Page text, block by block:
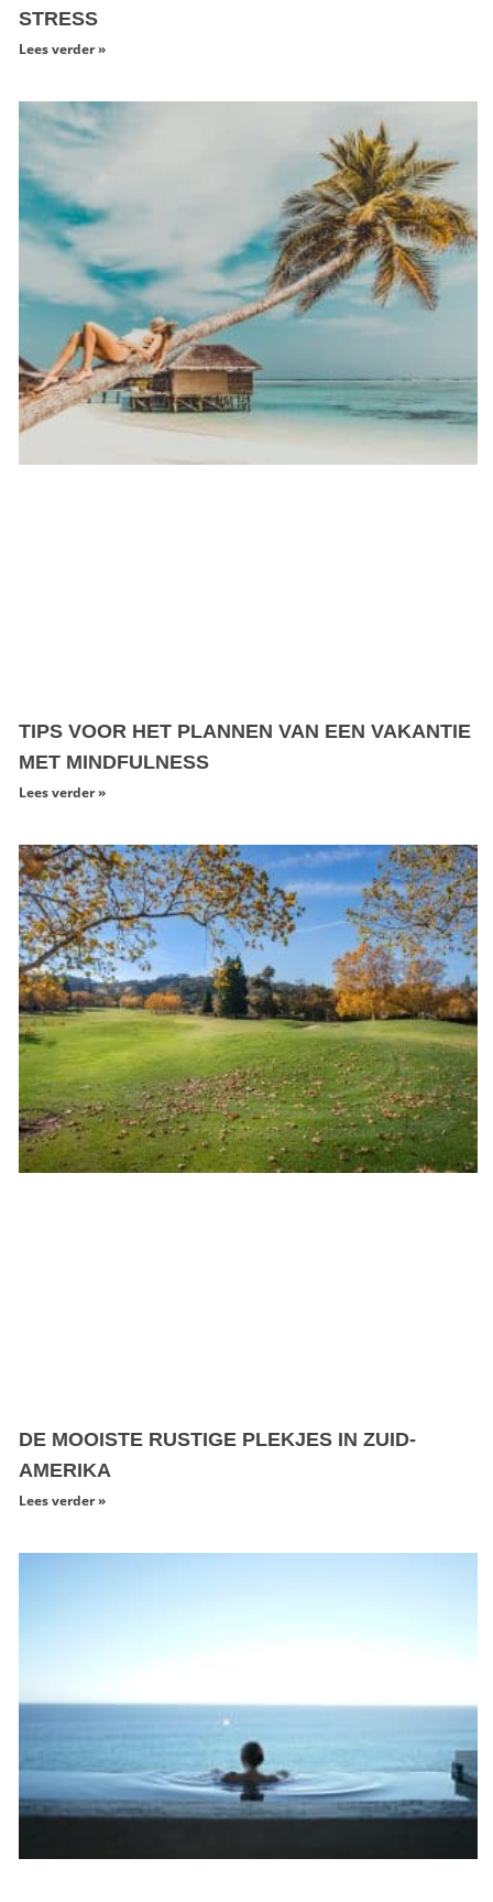
STRESS
Lees verder »
TIPS VOOR HET PLANNEN VAN EEN VAKANTIE
MET MINDFULNESS
Lees verder »
DE MOOISTE RUSTIGE PLEKJES IN ZUID-
AMERIKA
Lees verder »